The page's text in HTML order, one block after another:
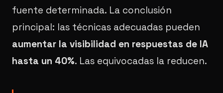
fuente determinada. La conclusión
principal: las técnicas adecuadas pueden
aumentar la visibilidad en respuestas de IA
hasta un 40%. Las equivocadas la reducen.